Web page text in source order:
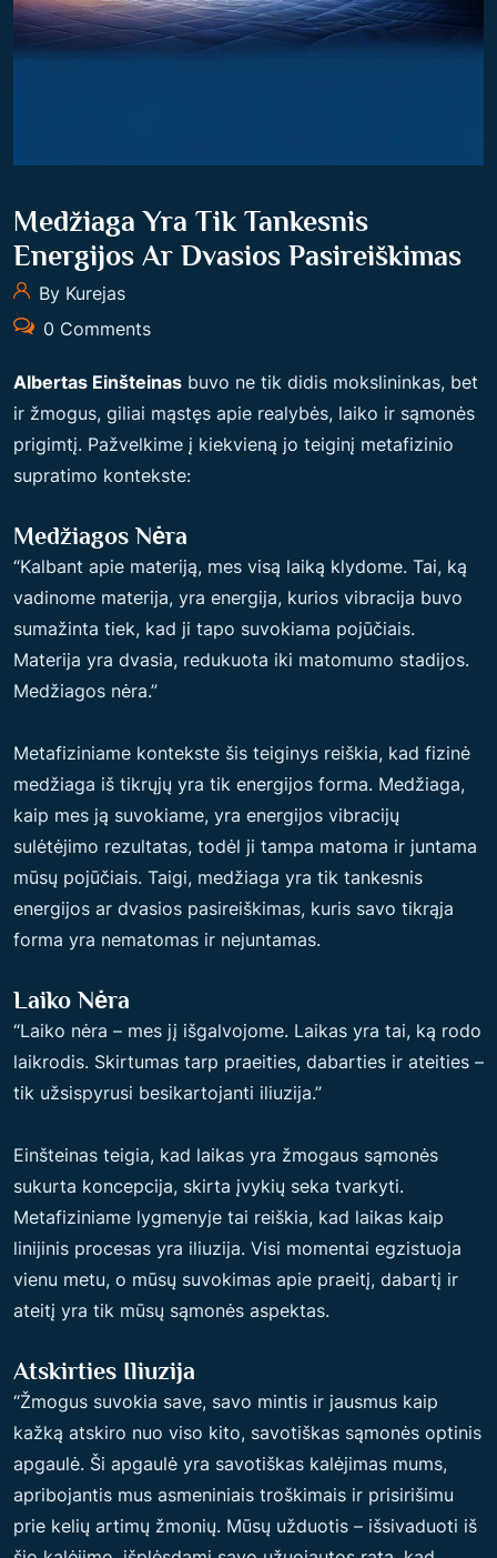
Medžiaga Yra Tik Tankesnis
Energijos Ar Dvasios Pasireiškimas
By Kurejas
0 Comments
Albertas Einšteinas buvo ne tik didis mokslininkas, bet
ir žmogus, giliai mąstęs apie realybės, laiko ir sąmonės
prigimtį. Pažvelkime į kiekvieną jo teiginį metafizinio
supratimo kontekste:
Medžiagos Nėra
“Kalbant apie materiją, mes visą laiką klydome. Tai, ką
vadinome materija, yra energija, kurios vibracija buvo
sumažinta tiek, kad ji tapo suvokiama pojūčiais.
Materija yra dvasia, redukuota iki matomumo stadijos.
Medžiagos nėra.”
Metafiziniame kontekste šis teiginys reiškia, kad fizinė
medžiaga iš tikrųjų yra tik energijos forma. Medžiaga,
kaip mes ją suvokiame, yra energijos vibracijų
sulėtėjimo rezultatas, todėl ji tampa matoma ir juntama
mūsų pojūčiais. Taigi, medžiaga yra tik tankesnis
energijos ar dvasios pasireiškimas, kuris savo tikrąja
forma yra nematomas ir nejuntamas.
Laiko Nėra
“Laiko nėra – mes jį išgalvojome. Laikas yra tai, ką rodo
laikrodis. Skirtumas tarp praeities, dabarties ir ateities –
tik užsispyrusi besikartojanti iliuzija.”
Einšteinas teigia, kad laikas yra žmogaus sąmonės
sukurta koncepcija, skirta įvykių seka tvarkyti.
Metafiziniame lygmenyje tai reiškia, kad laikas kaip
linijinis procesas yra iliuzija. Visi momentai egzistuoja
vienu metu, o mūsų suvokimas apie praeitį, dabartį ir
ateitį yra tik mūsų sąmonės aspektas.
Atskirties Iliuzija
“Žmogus suvokia save, savo mintis ir jausmus kaip
kažką atskiro nuo viso kito, savotiškas sąmonės optinis
apgaulė. Ši apgaulė yra savotiškas kalėjimas mums,
apribojantis mus asmeniniais troškimais ir prisirišimu
prie kelių artimų žmonių. Mūsų užduotis – išsivaduoti iš